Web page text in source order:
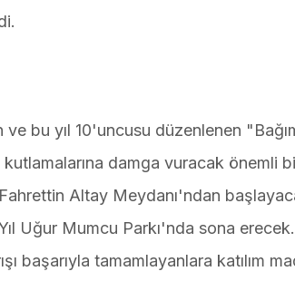
bu yıl 10'uncusu düzenlenen
damga vuracak önemli
Altay Meydanı'ndan
Uğur Mumcu Parkı'nda sona
başarıyla tamamlayanlara katılım